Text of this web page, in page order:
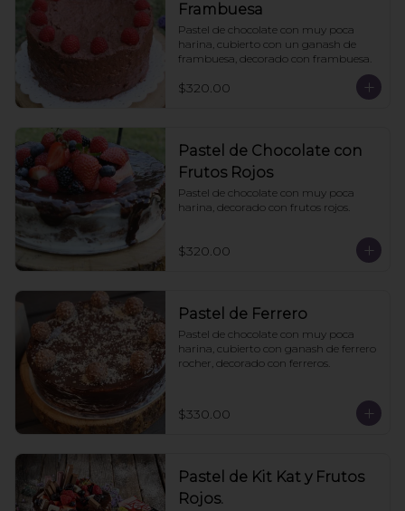
Frambuesa
Pastel de chocolate con muy poca
harina, cubierto con un ganash de
frambuesa, decorado con frambuesa.
$320.00
Pastel de Chocolate con
Frutos Rojos
Pastel de chocolate con muy poca
harina, decorado con frutos rojos.
$320.00
Pastel de Ferrero
Pastel de chocolate con muy poca
harina, cubierto con ganash de ferrero
rocher, decorado con ferreros.
$330.00
Pastel de Kit Kat y Frutos
Rojos.